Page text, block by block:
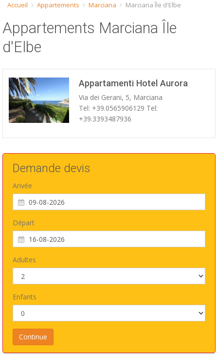
Accueil Appartements Marciana Marciana Île d'Elbe
Appartements Marciana Île
d'Elbe
Appartamenti Hotel Aurora
Via dei Gerani, 5, Marciana
Tel: +39.0565906129 Tel:
+39.3393487936
Demande devis
Arivée
Départ
Adultes
Enfants